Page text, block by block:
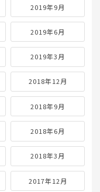
2019年9月
2019年6月
2019年3月
2018年12月
2018年9月
2018年6月
2018年3月
2017年12月